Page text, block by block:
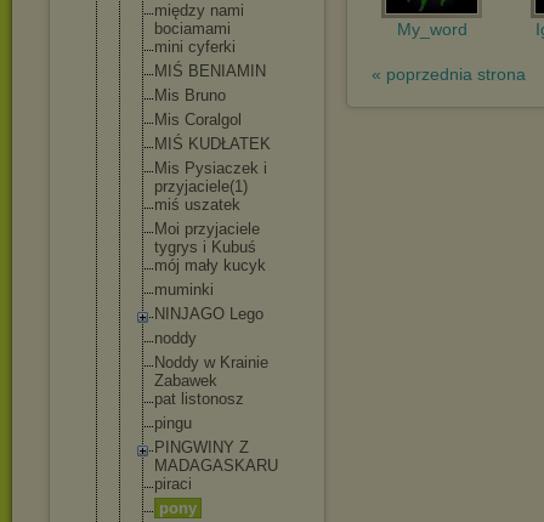
między nami
bociamami
mini cyferki
MIŚ BENIAMIN
Mis Bruno
Mis Coralgol
MIŚ KUDŁATEK
Mis Pysiaczek i
przyjaciele(1)
miś uszatek
Moi przyjaciele
tygrys i Kubuś
mój mały kucyk
muminki
NINJAGO Lego
noddy
Noddy w Krainie
Zabawek
pat listonosz
pingu
PINGWINY Z
MADAGASKARU
piraci
pony
My_word
« poprzednia strona